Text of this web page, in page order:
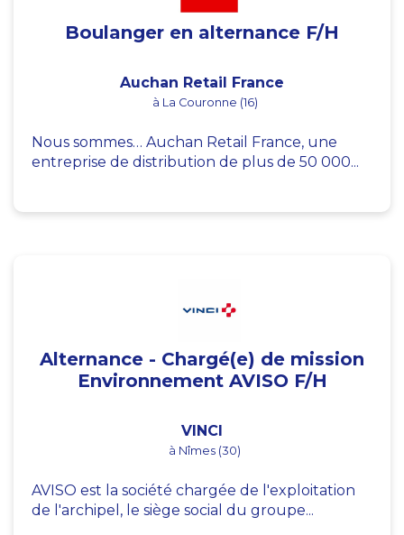
Boulanger en alternance F/H
Auchan Retail France
à La Couronne (16)
Nous sommes… Auchan Retail France, une
entreprise de distribution de plus de 50 000...
Alternance - Chargé(e) de mission
Environnement AVISO F/H
VINCI
à Nîmes (30)
AVISO est la société chargée de l'exploitation
de l'archipel, le siège social du groupe...